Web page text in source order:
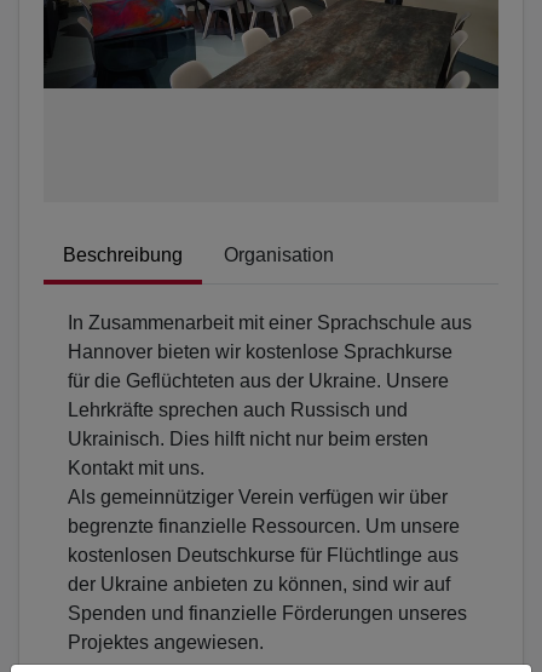
Beschreibung Organisation
In Zusammenarbeit mit einer Sprachschule aus
Hannover bieten wir kostenlose Sprachkurse
für die Geflüchteten aus der Ukraine. Unsere
Lehrkräfte sprechen auch Russisch und
Ukrainisch. Dies hilft nicht nur beim ersten
Kontakt mit uns.
Als gemeinnütziger Verein verfügen wir über
begrenzte finanzielle Ressourcen. Um unsere
kostenlosen Deutschkurse für Flüchtlinge aus
der Ukraine anbieten zu können, sind wir auf
Spenden und finanzielle Förderungen unseres
Projektes angewiesen.